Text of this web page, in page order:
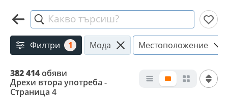
Какво търсиш?
Филтри 1 Мода Местоположение
382 414обяви
Дрехи втора употреба -
Страница 4